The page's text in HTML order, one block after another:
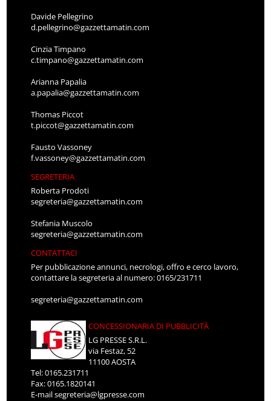
Davide Pellegrino
d.pellegrino@gazzettamatin.com
Cinzia Timpano
c.timpano@gazzettamatin.com
Arianna Papalia
a.papalia@gazzettamatin.com
Thomas Piccot
t.piccot@gazzettamatin.com
Fausto Vassoney
f.vassoney@gazzettamatin.com
SEGRETERIA
Roberta Prodoti
segreteria@gazzettamatin.com
Stefania Muscolo
segreteria@gazzettamatin.com
CONTATTACI
Per pubblicazione annunci, necrologi, offro e cerco lavoro,
contattare la segreteria al numero: 0165/231711
segreteria@gazzettamatin.com
CONCESSIONARIA DI PUBBLICITÀ
LG PRESSE S.R.L.
via Festaz, 52
11100 AOSTA
Tel: 0165.231711
Fax: 0165.1820141
E-mailsegreteria@lgpresse.com